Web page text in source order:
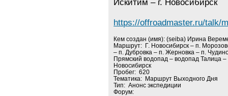
Искитим – г. Новосибирск
https://offroadmaster.ru/talk/
Кем создан (имя): (seiba) Ирина
Маршрут: Г. Новосибирск – п.
– п. Дубровка – п. Жерновка – п.
Прямский водопад – водопад Талица
Новосибирск
Пробег: 620
Тематика: Маршрут Выходного Дня
Тип: Анонс экспедиции
Форум: